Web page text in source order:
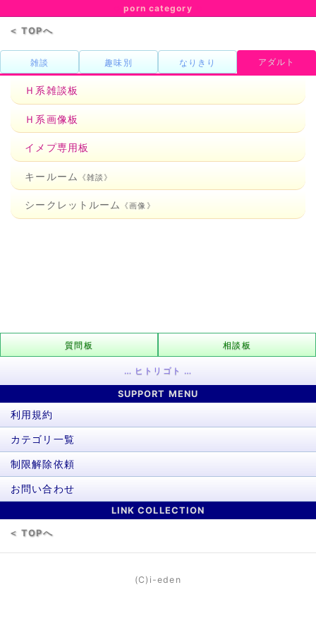
porn category
＜ TOPへ
雑談 趣味別 なりきり アダルト
Ｈ系雑談板
Ｈ系画像板
イメプ専用板
キールーム 《雑談》
シークレットルーム 《画像》
質問板 相談板
… ヒトリゴト …
SUPPORT MENU
利用規約
カテゴリ一覧
制限解除依頼
お問い合わせ
LINK COLLECTION
＜ TOPへ
(C)i-eden